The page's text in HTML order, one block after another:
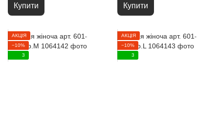
Купити Купити
АКЦІЯ
−10%
3
АКЦІЯ
−10%
3